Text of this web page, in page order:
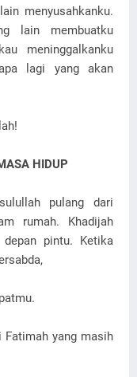
menyusahkanku.
lain membuatku
meninggalkanku
lagi yang akan
HIDUP
pulang dari
rumah. Khadijah
pintu. Ketika
Fatimah yang masih